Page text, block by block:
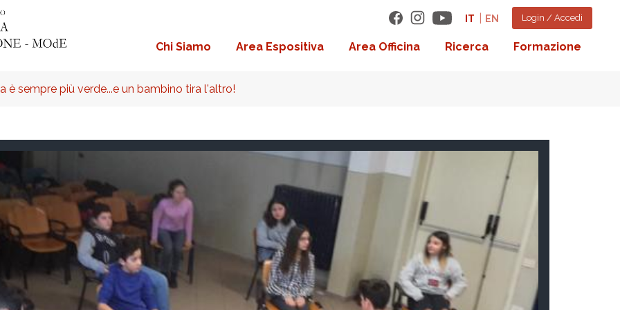
IT EN Login / Accedi
Navigazione
Chi Siamo Area Espositiva Area Officina Ricerca Formazione
è sempre più verde...e un bambino tira l'altro!